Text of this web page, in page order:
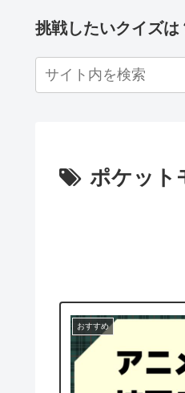
挑戦したいクイズは
ポケット
おすすめ